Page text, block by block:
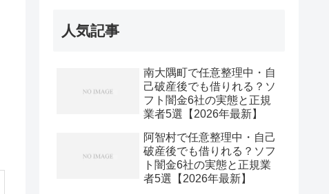
人気記事
南大隅町で任意整理中・自
己破産後でも借りれる？ソ
フト闇金6社の実態と正規
業者5選【2026年最新】
阿智村で任意整理中・自己
破産後でも借りれる？ソフ
ト闇金6社の実態と正規業
者5選【2026年最新】